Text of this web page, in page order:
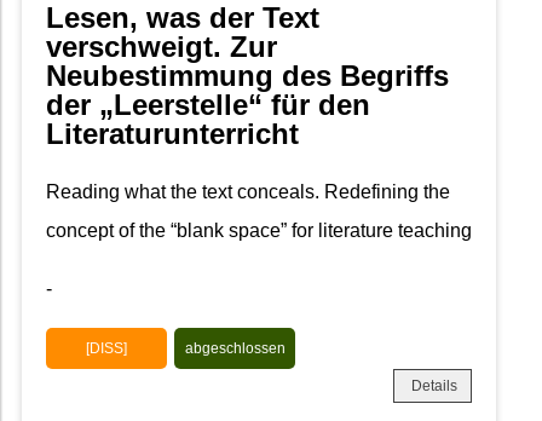
Lesen, was der Text
verschweigt. Zur
Neubestimmung des Begriffs
der „Leerstelle“ für den
Literaturunterricht
Reading what the text conceals. Redefining the
concept of the “blank space” for literature teaching
-
[DISS] abgeschlossen
Details